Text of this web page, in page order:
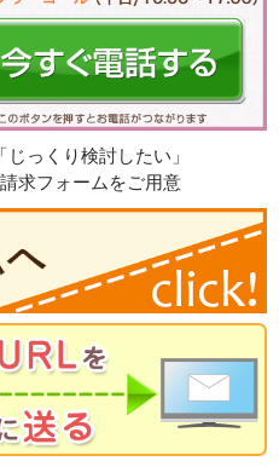
っくり検討したい」
求フォームをご用意